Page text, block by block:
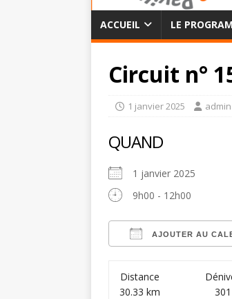
ACCUEIL LE
Circuit n°
1 janvier 2025 admin
QUAND
1 janvier 2025
9h00 - 12h00
AJOUTER AU
Distance
30.33 km